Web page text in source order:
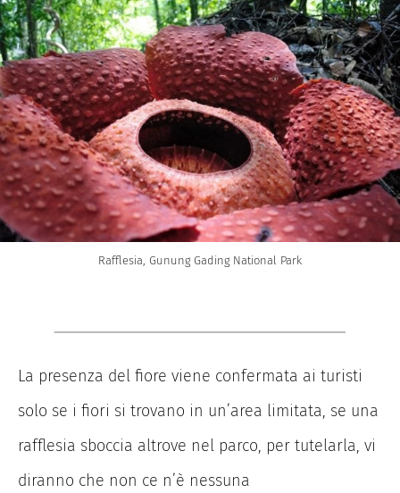
Rafflesia, Gunung Gading National Park
La presenza del fiore viene confermata ai turisti
solo se i fiori si trovano in un’area limitata, se una
rafflesia sboccia altrove nel parco, per tutelarla, vi
diranno che non ce n’è nessuna